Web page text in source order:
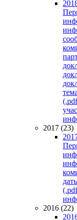
2017 (23)
2016 (22)